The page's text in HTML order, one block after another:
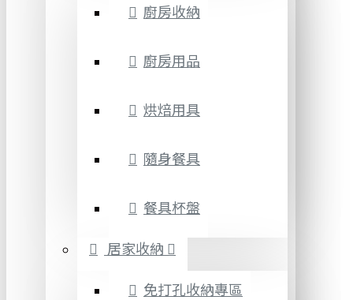
廚房收納
廚房用品
烘焙用具
隨身餐具
餐具杯盤
居家收納
免打孔收納專區